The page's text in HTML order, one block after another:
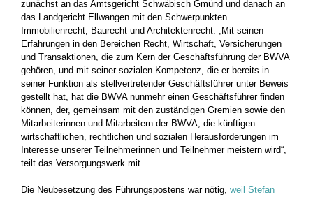
zunächst an das Amtsgericht Schwäbisch Gmünd und danach an
das Landgericht Ellwangen mit den Schwerpunkten
Immobilienrecht, Baurecht und Architektenrecht. „Mit seinen
Erfahrungen in den Bereichen Recht, Wirtschaft, Versicherungen
und Transaktionen, die zum Kern der Geschäftsführung der BWVA
gehören, und mit seiner sozialen Kompetenz, die er bereits in
seiner Funktion als stellvertretender Geschäftsführer unter Beweis
gestellt hat, hat die BWVA nunmehr einen Geschäftsführer finden
können, der, gemeinsam mit den zuständigen Gremien sowie den
Mitarbeiterinnen und Mitarbeitern der BWVA, die künftigen
wirtschaftlichen, rechtlichen und sozialen Herausforderungen im
Interesse unserer Teilnehmerinnen und Teilnehmer meistern wird“,
teilt das Versorgungswerk mit.
Die Neubesetzung des Führungspostens war nötig, weil Stefan